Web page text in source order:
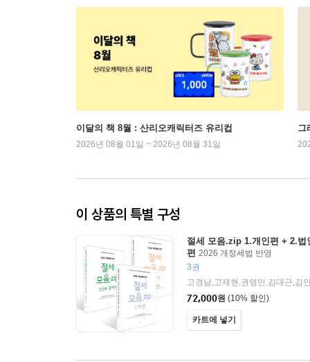
이달의 책 8월 : 산리오캐릭터즈 유리컵
2026년 08월 01일 ~ 2026년 08월 31일
그
이 상품의 특별 구성
절세 모음.zip 1.개인편 + 2.법
편 2026 개정세법 반영
3권
72,000원 (10% 할인)
카트에 넣기